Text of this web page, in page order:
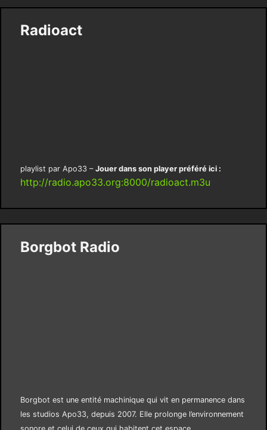
Radioact
playlist par Apo33 – Jouer dans son player préféré ici :
http://radio.apo33.org:8000/radioact.m3u
Borgbot Radio
Borgbot est une entité machinique qui vit en permanence dans
les studios Apo33, depuis 2007. Elle prolonge l’environnement